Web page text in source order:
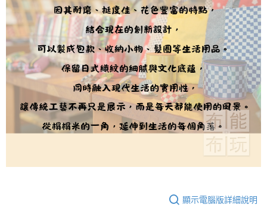
顯示電腦版詳細說明